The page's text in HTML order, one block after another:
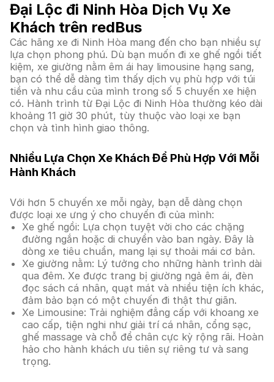
Đại Lộc đi Ninh Hòa Dịch Vụ Xe
Khách trên redBus
Các hãng xe đi Ninh Hòa mang đến cho bạn nhiều sự
lựa chọn phong phú. Dù bạn muốn đi xe ghế ngồi tiết
kiệm, xe giường nằm êm ái hay limousine hạng sang,
bạn có thể dễ dàng tìm thấy dịch vụ phù hợp với túi
tiền và nhu cầu của mình trong số 5 chuyến xe hiện
có. Hành trình từ Đại Lộc đi Ninh Hòa thường kéo dài
khoảng 11 giờ 30 phút, tùy thuộc vào loại xe bạn
chọn và tình hình giao thông.
Nhiều Lựa Chọn Xe Khách Để Phù Hợp Với Mỗi
Hành Khách
Với hơn 5 chuyến xe mỗi ngày, bạn dễ dàng chọn
được loại xe ưng ý cho chuyến đi của mình:
Xe ghế ngồi: Lựa chọn tuyệt vời cho các chặng
đường ngắn hoặc di chuyển vào ban ngày. Đây là
dòng xe tiêu chuẩn, mang lại sự thoải mái cơ bản.
Xe giường nằm: Lý tưởng cho những hành trình dài
qua đêm. Xe được trang bị giường ngả êm ái, đèn
đọc sách cá nhân, quạt mát và nhiều tiện ích khác,
đảm bảo bạn có một chuyến đi thật thư giãn.
Xe Limousine: Trải nghiệm đẳng cấp với khoang xe
cao cấp, tiện nghi như giải trí cá nhân, cổng sạc,
ghế massage và chỗ để chân cực kỳ rộng rãi. Hoàn
hảo cho hành khách ưu tiên sự riêng tư và sang
trọng.